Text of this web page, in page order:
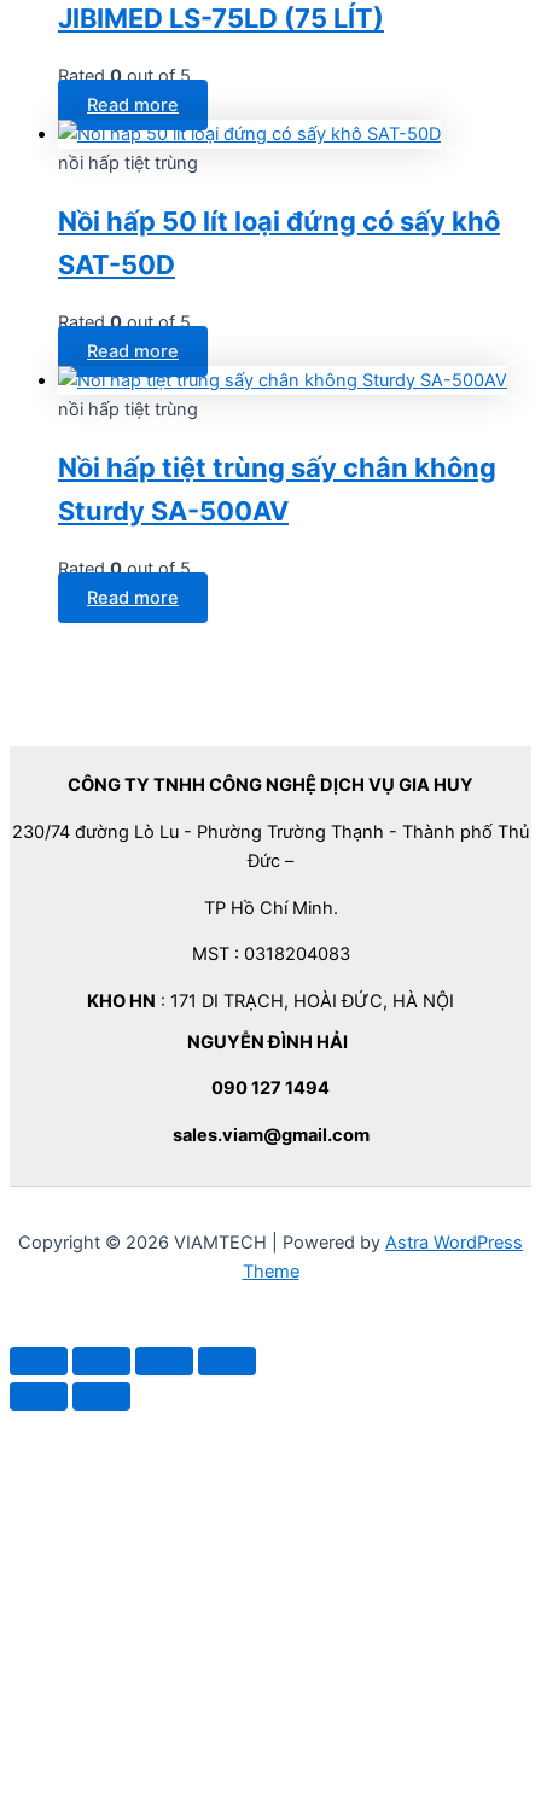
JIBIMED LS-75LD (75 LÍT)
Rated0out of 5
Read more
nồi hấp tiệt trùng
Nồi hấp 50 lít loại đứng có sấy khô
SAT-50D
Rated0out of 5
Read more
nồi hấp tiệt trùng
Nồi hấp tiệt trùng sấy chân không
Sturdy SA-500AV
Rated0out of 5
Read more
CÔNG TY TNHH CÔNG NGHỆ DỊCH VỤ GIA HUY
230/74 đường Lò Lu - Phường Trường Thạnh - Thành phố Thủ
Đức –
TP Hồ Chí Minh.
MST : 0318204083
KHO HN : 171 DI TRẠCH, HOÀI ĐỨC, HÀ NỘI
NGUYỄN ĐÌNH HẢI
090 127 1494
sales.viam@gmail.com
Copyright © 2026 VIAMTECH | Powered by Astra WordPress
Theme